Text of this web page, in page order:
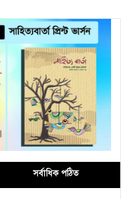
সর্বাধিক পঠিত